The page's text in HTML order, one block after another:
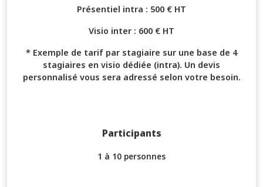
Présentiel intra : 500 € HT
Visio inter : 600 € HT
* Exemple de tarif par stagiaire sur une base de 4
stagiaires en visio dédiée (intra). Un devis
personnalisé vous sera adressé selon votre besoin.
Participants
1 à 10 personnes